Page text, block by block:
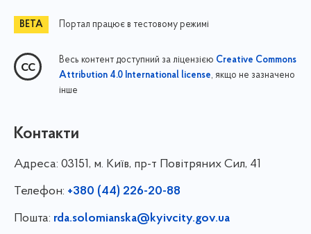
Портал працює в тестовому режимі
Весь контент доступний за ліцензією Creative Commons
Attribution 4.0 International license, якщо не зазначено
інше
Контакти
Адреса: 03151, м. Київ, пр-т Повітряних Сил, 41
Телефон: +380 (44) 226-20-88
Пошта: rda.solomianska@kyivcity.gov.ua